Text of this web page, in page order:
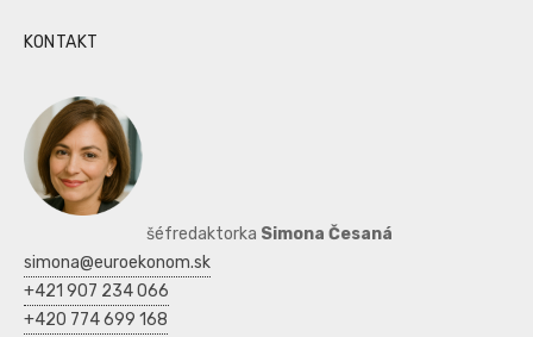
KONTAKT
šéfredaktorka Simona Česaná
simona@euroekonom.sk
+421 907 234 066
+420 774 699 168